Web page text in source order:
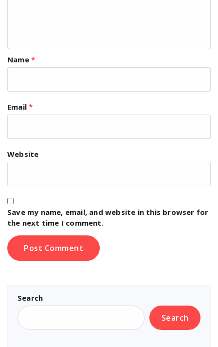
Name *
Email*
Website
Save my name, email, and website in this browser for
the next time I comment.
Search
Search